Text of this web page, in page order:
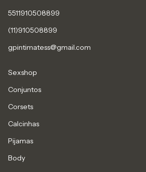
5511910508899
(11)910508899
gpintimatess@gmail.com
Sexshop
Conjuntos
Corsets
Calcinhas
Pijamas
Body